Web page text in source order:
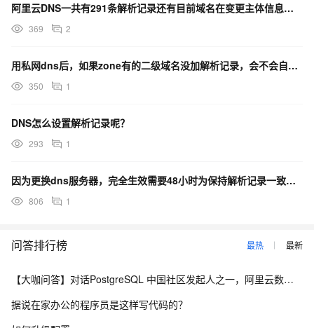
示例
请求示例
http://alidns.aliyuncs.com/?
Action=DescribeDomainRecords&DomainName=example.com&
rd=MX&ValueKeyWord=com&<公共请求参数>
返回示例
XML格式
<DescribeDomainRecordsResponse><RequestId>536E9CAD-
阿里云DNS一共有291条解析记录还有目前域名在变更主体信息是否要等这个先结束。对迁移有什么影响么？
369 2
用私网dns后，如果zone有的二级域名没加解析记录，会不会自动找公网云解析呢？
350 1
DNS怎么设置解析记录呢？
293 1
因为更换dns服务器，完全生效需要48小时为保持解析记录一致，需要等待48小时才能修改解析记录吗？
806 1
问答排行榜 最热 最新
【大咖问答】对话PostgreSQL 中国社区发起人之一，阿里云数据库高级专家 德哥
据说在家办公的程序员是这样写代码的？